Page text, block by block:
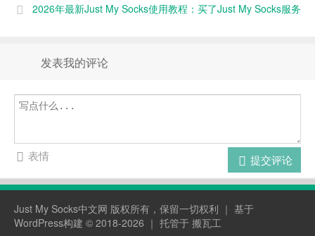
续费2026年最新Just My Socks使用教程：买了Just My Socks服务
发表我的评论
提交评论
表情
Just My Socks中文网 版权所有，保留一切权利 ｜ 基于
WordPress构建 © 2018-2026 ｜ 托管于 搬瓦工